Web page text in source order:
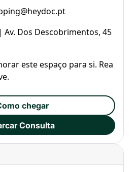
Av. Dos Descobrimentos, 45
este espaço para si. Rea
chegar
Consulta